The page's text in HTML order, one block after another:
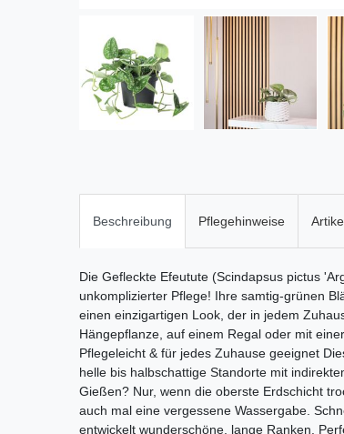
Beschreibung Pflegehinweise
Die Gefleckte Efeutute (Scindapsus pictus
unkomplizierter Pflege! Ihre samtig-grünen
einen einzigartigen Look, der in jedem
Hängepflanze, auf einem Regal oder mit
Pflegeleicht & für jedes Zuhause geeignet
helle bis halbschattige Standorte mit
Gießen? Nur, wenn die oberste Erdschicht
auch mal eine vergessene Wassergabe.
entwickelt wunderschöne, lange Ranken.